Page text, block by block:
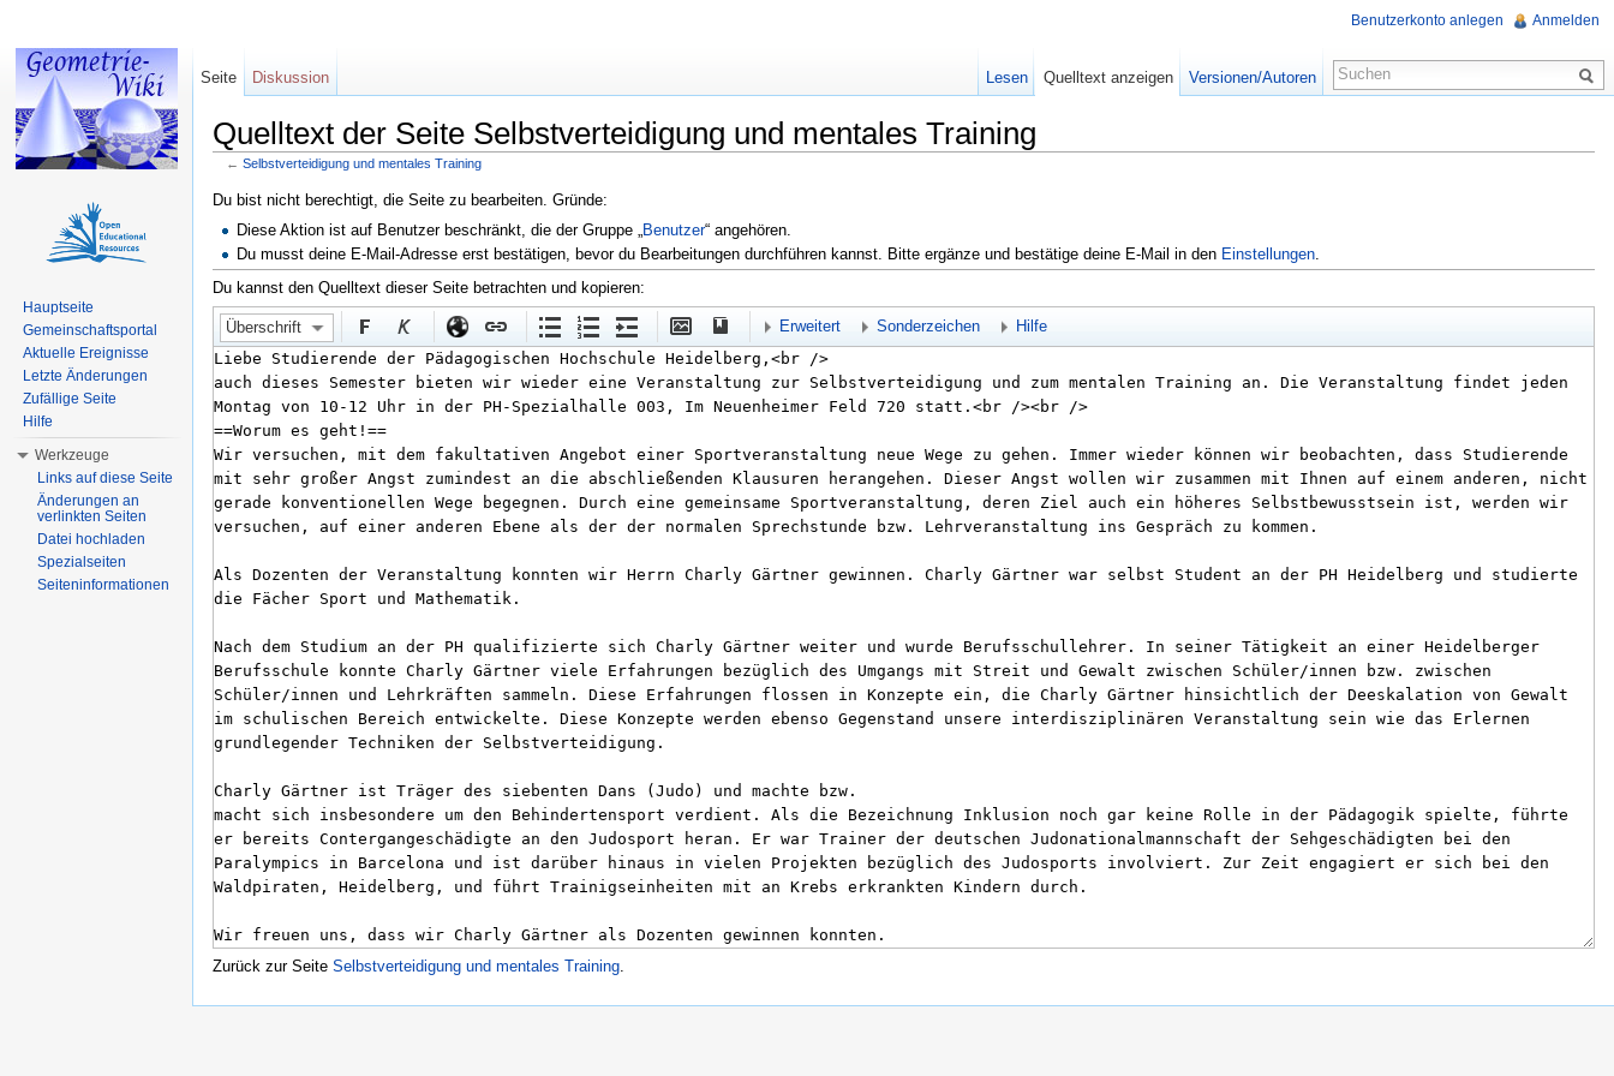
Quelltext der Seite Selbstverteidigung und mentales Training
← Selbstverteidigung und mentales Training
Du bist nicht berechtigt, die Seite zu bearbeiten. Gründe:
Diese Aktion ist auf Benutzer beschränkt, die der Gruppe „
Benutzer“ angehören.
Du musst deine E-Mail-Adresse erst bestätigen, bevor du Bearbeitungen durchführen kannst. Bitte ergänze und bestätige deine E-Mail in den Einstellungen.
Du kannst den Quelltext dieser Seite betrachten und kopieren:
Überschrift Erweitert Sonderzeichen Hilfe
Zurück zur Seite Selbstverteidigung und mentales Training.
Benutzerkonto anlegen Anmelden
Seite Diskussion Lesen Quelltext anzeigen Versionen/Autoren
Hauptseite
Gemeinschaftsportal
Aktuelle Ereignisse
Letzte Änderungen
Zufällige Seite
Hilfe
Werkzeuge
Links auf diese Seite
Änderungen an
verlinkten Seiten
Datei hochladen
Spezialseiten
Seiteninformationen